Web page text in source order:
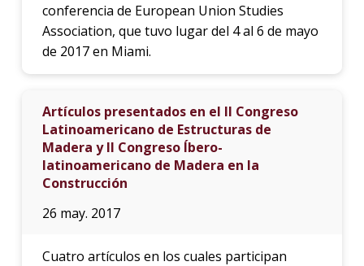
conferencia de European Union Studies
Association, que tuvo lugar del 4 al 6 de mayo
de 2017 en Miami.
Artículos presentados en el II Congreso
Latinoamericano de Estructuras de
Madera y II Congreso Íbero-
latinoamericano de Madera en la
Construcción
26 may. 2017
Cuatro artículos en los cuales participan